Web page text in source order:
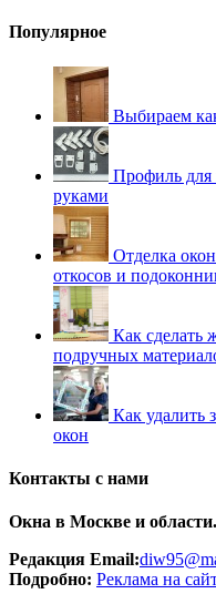
Популярное
Выбираем
Профиль для
руками
Отделка
откосов и
Как сделать
подручных
Как удалить
окон
Контакты с нами
Окна в Москве и области.
Редакция Email:
Подробно: Реклама на